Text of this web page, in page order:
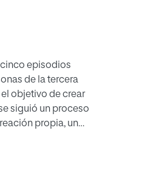
episodios
de la tercera
objetivo de crear
siguió un proceso
propia, un
los
a un ritmo